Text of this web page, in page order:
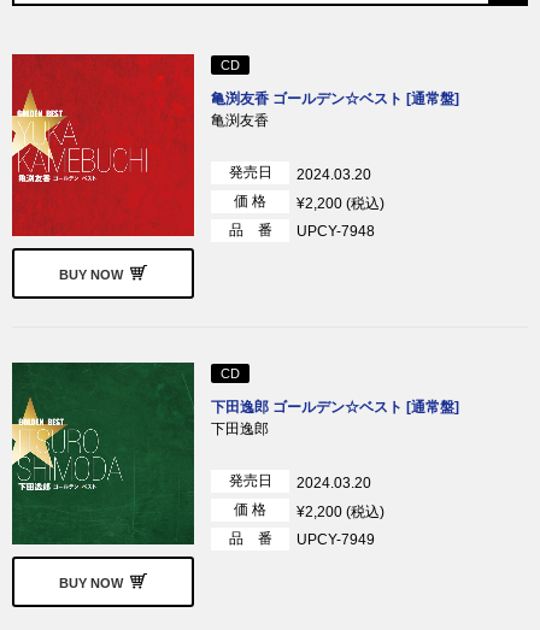
BUY NOW
CD
亀渕友香 ゴールデン☆ベスト [通常盤]
亀渕友香
発売日
2024.03.20
価 格
¥2,200 (税込)
品 番
UPCY-7948
BUY NOW
CD
下田逸郎 ゴールデン☆ベスト [通常盤]
下田逸郎
発売日
2024.03.20
価 格
¥2,200 (税込)
品 番
UPCY-7949